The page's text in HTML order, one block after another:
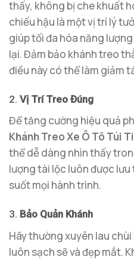
thấy, không bị che khuất
chiếu hậu là một vị trí lý
giúp tối đa hóa năng
lại. Đảm bảo khánh treo
điều này có thể làm giảm
2. Vị Trí Treo Đúng
Để tăng cường hiệu quả
Khánh Treo Xe Ô Tô Túi
thể dễ dàng nhìn thấy
lượng tài lộc luôn được
suốt mọi hành trình.
3. Bảo Quản Khánh
Hãy thường xuyên lau
luôn sạch sẽ và đẹp mắt.